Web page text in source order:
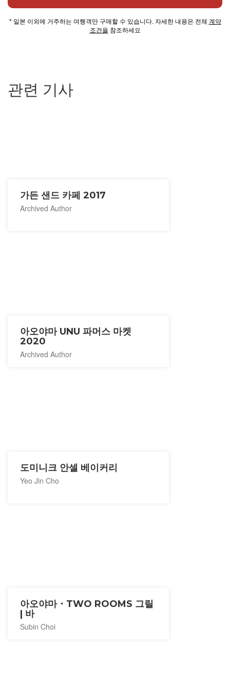
관련 기사
가든 샌드 카페 2017
Archived Author
아오야마 UNU 파머스 마켓
2020
Archived Author
도미니크 안셀 베이커리
Yeo Jin Cho
아오야마・TWO ROOMS 그릴
| 바
Subin Choi
* 일본 이외에 거주하는 여행객만 구매할 수 있습니다. 자세한 내용은 전체 계약
조건을 참조하세요